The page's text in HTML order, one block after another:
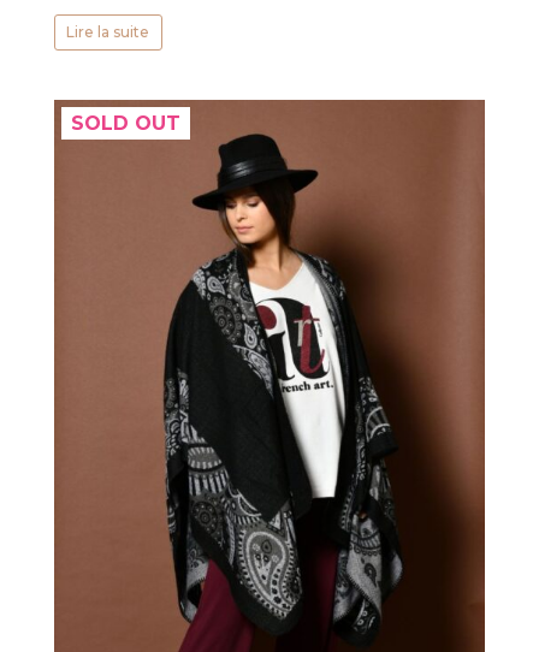
Lire la suite
SOLD OUT